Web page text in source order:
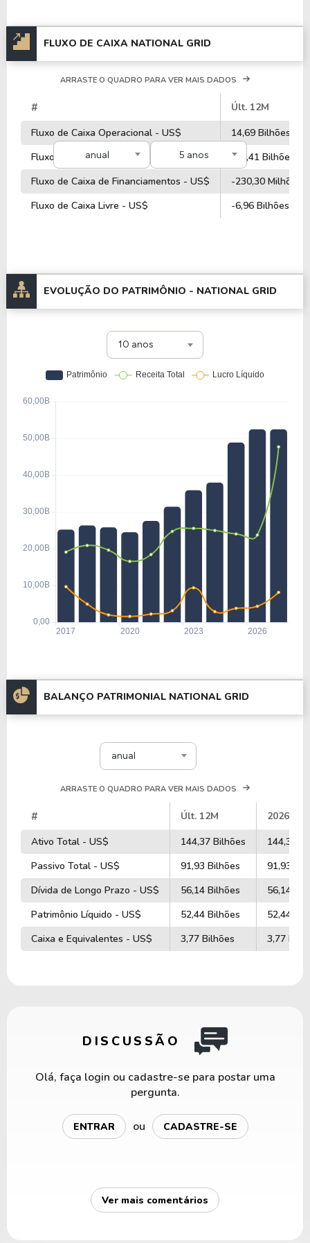
A empresa é negociada no Brasil através do BDR
N1GG34, ou pode ser adquirida no exterior através
do tickerNGG.
FLUXO DE CAIXA NATIONAL GRID
anual 5 anos
ARRASTE O QUADRO PARA VER MAIS DADOS
#
Últ. 12M
Fluxo de Caixa Operacional - US$
14,69 Bilhões
Fluxo de Caixa de Investimentos - US$
-19,41 Bilhões
Fluxo de Caixa de Financiamentos - US$
-230,30 Milhões
Fluxo de Caixa Livre - US$
-6,96 Bilhões
EVOLUÇÃO DO PATRIMÔNIO - NATIONAL GRID
10 anos
BALANÇO PATRIMONIAL NATIONAL GRID
anual
ARRASTE O QUADRO PARA VER MAIS DADOS
# Últ. 12M
2026
Ativo Total - US$
144,37 Bilhões
144,37
Passivo Total - US$
91,93 Bilhões
91,93
Dívida de Longo Prazo - US$
56,14 Bilhões
56,14
Patrimônio Líquido - US$
52,44 Bilhões
52,44
Caixa e Equivalentes - US$
3,77 Bilhões 3,77
DISCUSSÃO
Olá, faça login ou cadastre-se para postar uma
pergunta.
ENTRAR ou CADASTRE-SE
Ver mais comentários